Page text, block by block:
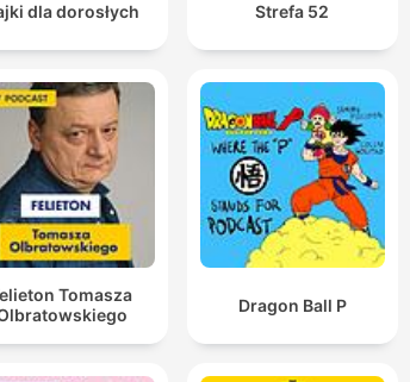
dla dorosłych Strefa 52
Tomasza
Dragon Ball P